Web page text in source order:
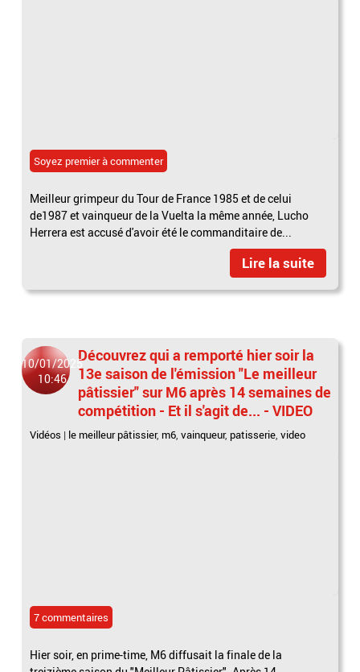
Soyez premier à commenter
Meilleur grimpeur du Tour de France 1985 et de celui
de1987 et vainqueur de la Vuelta la même année, Lucho
Herrera est accusé d'avoir été le commanditaire de...
Lire la suite
10/01/2025
10:46
Découvrez qui a remporté hier soir la
13e saison de l'émission "Le meilleur
pâtissier" sur M6 après 14 semaines de
compétition - Et il s'agit de... - VIDEO
Vidéos | le meilleur pâtissier, m6,vainqueur, patisserie,video
7 commentaires
Hier soir, en prime-time, M6 diffusait la finale de la